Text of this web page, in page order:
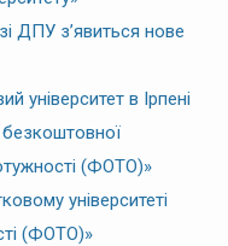
ДПУ з’явиться нове
університет в Ірпені
безкоштовної
(ФОТО)»
університеті
(ФОТО)»